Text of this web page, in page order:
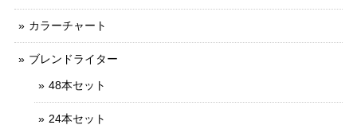
カラーチャート
ブレンドライター
48本セット
24本セット